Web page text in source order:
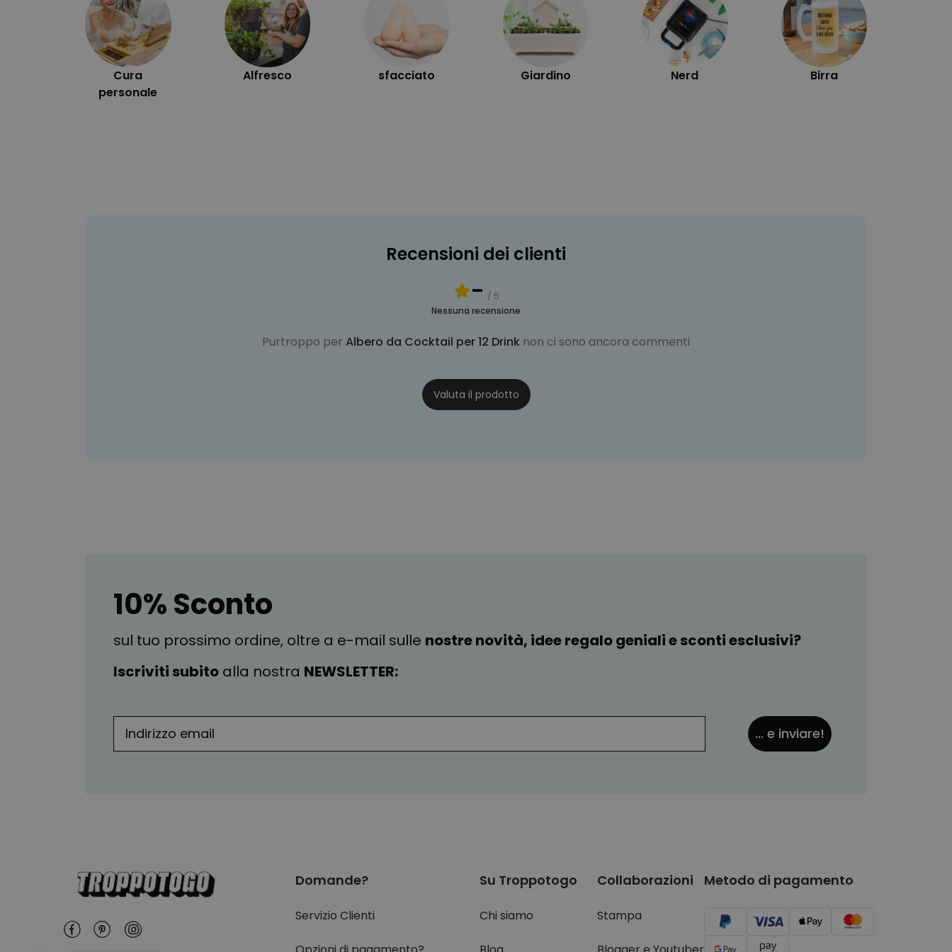
Cura
personale
Alfresco sfacciato Giardino Nerd Birra
Recensioni dei clienti
- / 5
Nessuna recensione
Purtroppo per Albero da Cocktail per 12 Drink non ci sono ancora commenti
Valuta il prodotto
10% Sconto
sul tuo prossimo ordine, oltre a e-mail sulle nostre novità, idee regalo geniali e sconti esclusivi?
Iscriviti subito alla nostra NEWSLETTER:
... e inviare!
Domande?
Servizio Clienti
Su Troppotogo
Chi siamo
Collaborazioni
Stampa
Metodo di pagamento